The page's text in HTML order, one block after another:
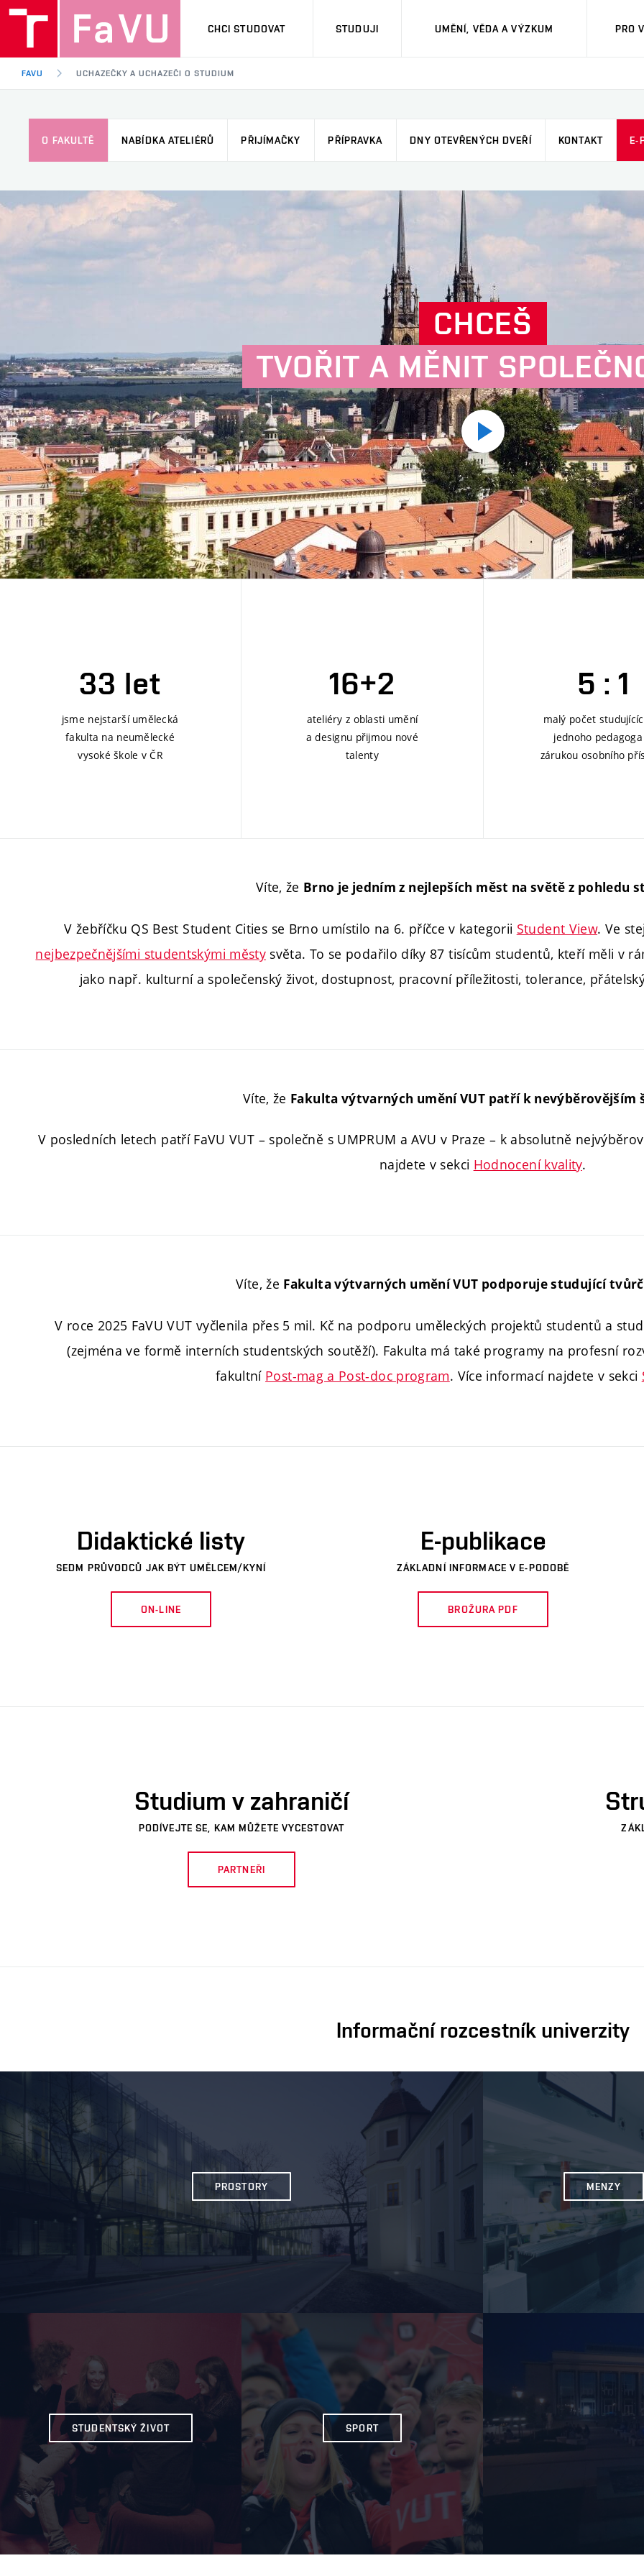
CHCI STUDOVAT STUDUJI UMĚNÍ, VĚDA A VÝZKUM PRO
FAVU UCHAZEČKY A UCHAZEČI O STUDIUM
O FAKULTĚ NABÍDKA ATELIÉRŮ PŘIJÍMAČKY PŘÍPRAVKA DNY OTEVŘENÝCH DVEŘÍ KONTAKT E-
CHCEŠ
TVOŘIT A MĚNIT
Přehrát
video
Next
33 let
jsme nejstarší umělecká
fakulta na neumělecké
vysoké škole v ČR
16+2
ateliéry z oblasti umění
a designu přijmou nové
talenty
5 : 1
malý počet
jednoho
zárukou osobního
Víte, že Brno je jedním z nejlepších měst na světě z pohledu
V žebříčku QS Best Student Cities se Brno umístilo na 6. příčce v kategorii Student View. Ve
nejbezpečnějšími studentskými městy světa. To se podařilo díky 87 tisícům studentů, kteří měli v
jako např. kulturní a společenský život, dostupnost, pracovní příležitosti, tolerance,
Víte, že Fakulta výtvarných umění VUT patří k nevýběrovějším
V posledních letech patří FaVU VUT – společně s UMPRUM a AVU v Praze – k absolutně
najdete v sekci Hodnocení kvality.
Víte, že Fakulta výtvarných umění VUT podporuje studující
V roce 2025 FaVU VUT vyčlenila přes 5 mil. Kč na podporu uměleckých projektů studentů a
(zejména ve formě interních studentských soutěží). Fakulta má také programy na profesní
fakultní Post-mag a Post-doc program. Více informací najdete v sekci
Didaktické listy
SEDM PRŮVODCŮ JAK BÝT UMĚLCEM/KYNÍ
ON-LINE
E-publikace
ZÁKLADNÍ INFORMACE V E-PODOBĚ
BROŽURA PDF
Studium v zahraničí
PODÍVEJTE SE, KAM MŮŽETE VYCESTOVAT
PARTNEŘI
Informační rozcestník univerzity
PROSTORY MENZY
STUDENTSKÝ ŽIVOT SPORT